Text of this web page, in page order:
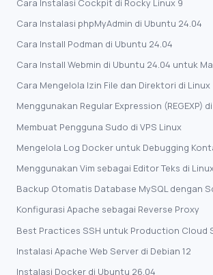
Cara Instalasi phpMyAdmin di Ubuntu 24.04
Cara Install Podman di Ubuntu 24.04
Cara Install Webmin di Ubuntu 24.04 untuk
Cara Mengelola Izin File dan Direktori di Linux
Menggunakan Regular Expression (REGEXP)
Membuat Pengguna Sudo di VPS Linux
Mengelola Log Docker untuk Debugging
Menggunakan Vim sebagai Editor Teks di
Backup Otomatis Database MySQL dengan
Konfigurasi Apache sebagai Reverse Proxy
Best Practices SSH untuk Production Cloud
Instalasi Apache Web Server di Debian 12
Instalasi Docker di Ubuntu 26.04